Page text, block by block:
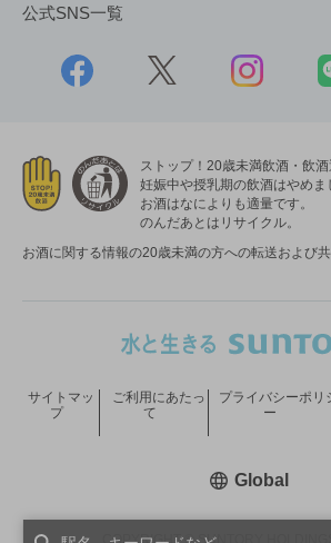
公式SNS一覧
ストップ！20歳未満飲酒・飲酒
妊娠中や授乳期の飲酒はやめま
お酒はなによりも適量です。
のんだあとはリサイクル。
お酒に関する情報の20歳未満の方への転送および共
COPYRIGHT © SUNTORY
サイトマッ
プ
ご利用にあたっ
て
プライバシーポリ
ー
Global新し